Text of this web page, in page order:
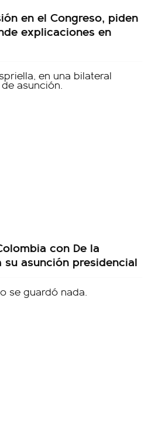
en el Congreso, piden
explicaciones en
con De la
asunción presidencial